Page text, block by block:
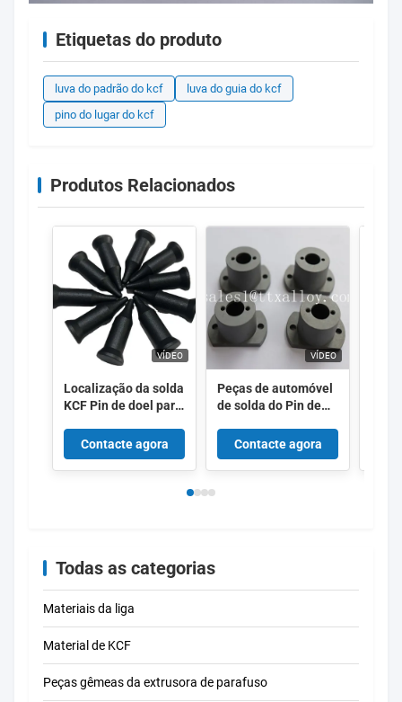
Etiquetas do produto
luva do padrão do kcf
luva do guia do kcf
pino do lugar do kcf
Produtos Relacionados
VÍDEO
Localização da solda
KCF Pin de doel para
Soldadura de
resistência
Soldadura
Contacte agora
VÍDEO
Peças de automóvel
de solda do Pin de
com bom
desempenho
Contacte agora
Todas as categorias
Materiais da liga
Material de KCF
Peças gêmeas da extrusora de parafuso